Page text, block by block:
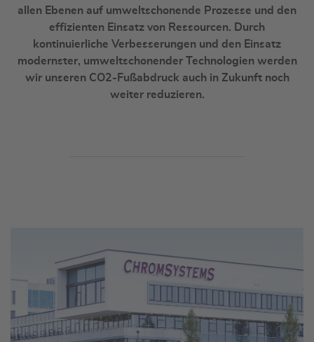
allen Ebenen auf umweltschonende Prozesse und den
effizienten Einsatz von Ressourcen. Durch
kontinuierliche Verbesserungen und den Einsatz
modernster, umweltschonender Technologien werden
wir unseren CO2-Fußabdruck auch in Zukunft noch
weiter reduzieren.